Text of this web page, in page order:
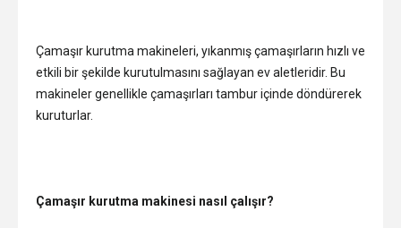
Çamaşır kurutma makineleri, yıkanmış çamaşırların hızlı ve
etkili bir şekilde kurutulmasını sağlayan ev aletleridir. Bu
makineler genellikle çamaşırları tambur içinde döndürerek
kuruturlar.
Çamaşır kurutma makinesi nasıl çalışır?